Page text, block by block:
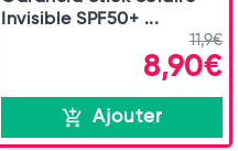
Invisible SPF50+ ...
11,9€
8,90€
Ajouter